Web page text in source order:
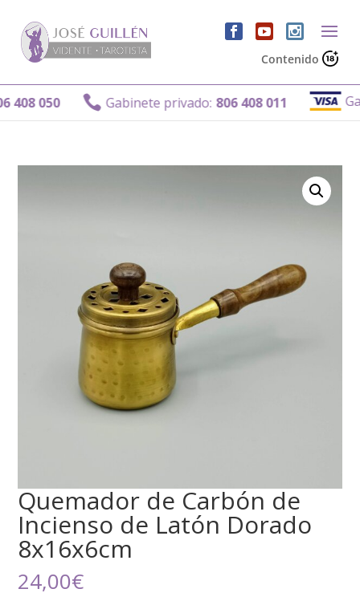
Contenido
050  Gabinete privado: 806 408 011
Quemador de Carbón de
Incienso de Latón Dorado
8x16x6cm
24,00€